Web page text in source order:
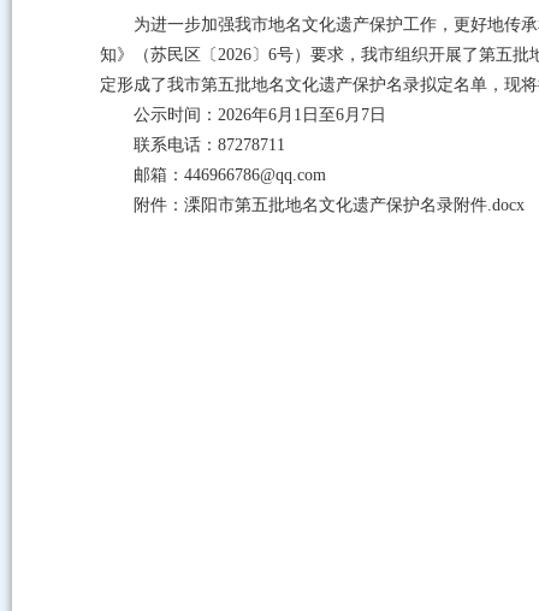
为进一步加强我市地名文化遗产保护工作，更好地传
知》（苏民区〔2026〕6号）要求，我市组织开展了第五
定形成了我市第五批地名文化遗产保护名录拟定名单，现
公示时间：2026年6月1日至6月7日
联系电话：87278711
邮箱：446966786@qq.com
附件： 溧阳市第五批地名文化遗产保护名录附件.docx